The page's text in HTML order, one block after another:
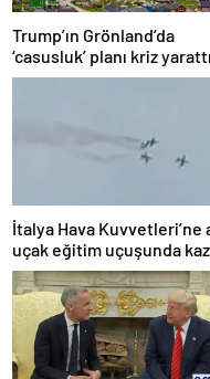
Trump’ın Grönland’da
‘casusluk’ planı kriz
Danimarka ABD elçisini
İtalya Hava Kuvvetleri’ne
uçak eğitim uçuşunda
yaptı